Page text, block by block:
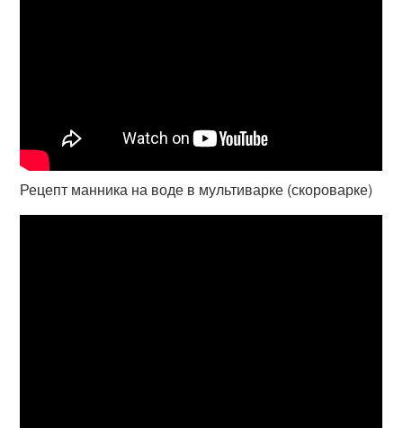
Рецепт манника на воде в мультиварке (скороварке)